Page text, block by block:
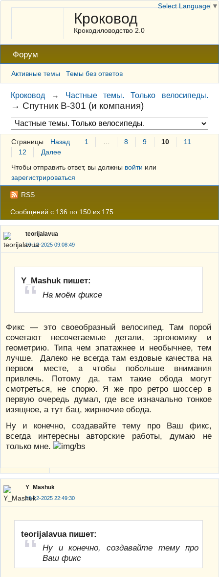
Кроковод
Крокодиловодство 2.0
Форум
Активные темы Темы без ответов
Кроковод → Частные темы. Только велосипеды.
→ Спутник В-301 (и компания)
Страницы Назад 1 8 9 10
11
12
Далее
Чтобы отправить ответ, вы должны войти или
зарегистрироваться
RSS
Сообщений с 136 по 150 из 175
teorijalavua
19-12-2025 09:08:49
Y_Mashuk пишет:
На моём фиксе
Фикс — это своеобразный велосипед. Там порой
сочетают несочетаемые детали, эргономику и
геометрию. Типа чем эпатажнее и необычнее, тем
лучше. Далеко не всегда там ездовые качества на
первом месте, а чтобы побольше внимания
привлечь. Потому да, там такие обода могут
смотреться, не спорю. Я же про ретро шоссер в
первую очередь думал, где все изначально тонкое
изящное, а тут бац, жирнючие обода.
Ну и конечно, создавайте тему про Ваш фикс,
всегда интересны авторские работы, думаю не
только мне.
Y_Mashuk
19-12-2025 22:49:30
teorijalavua пишет:
Ну и конечно, создавайте тему про
Ваш фикс
Select Language ▼